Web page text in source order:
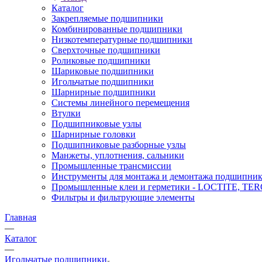
Каталог
Закрепляемые подшипники
Комбинированные подшипники
Низкотемпературные подшипники
Сверхточные подшипники
Роликовые подшипники
Шариковые подшипники
Игольчатые подшипники
Шарнирные подшипники
Системы линейного перемещения
Втулки
Подшипниковые узлы
Шарнирные головки
Подшипниковые разборные узлы
Манжеты, уплотнения, сальники
Промышленные трансмиссии
Инструменты для монтажа и демонтажа
Промышленные клеи и герметики - LOCTITE,
Фильтры и фильтрующие элементы
Главная
—
Каталог
—
Игольчатые подшипники